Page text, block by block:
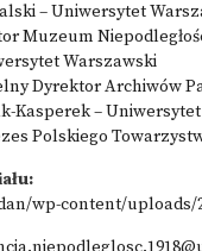
– Uniwersytet
Muzeum
Warszawski
Dyrektor Archiwów
Kasperek –
Polskiego
wp-content/uploads/